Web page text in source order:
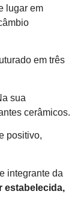
lugar em
em três
sua
cerâmicos.
positivo,
integrante da
estabelecida,